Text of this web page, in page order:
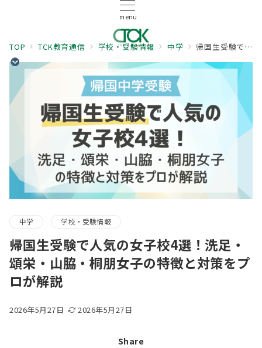
menu
TOP TCK教育通信 学校・受験情報 中学 帰国生受験で人気の女子校4選！洗足・頌栄・山脇・桐朋女子の特徴と対策をプロが解説
中学 学校・受験情報
帰国生受験で人気の女子校4選！洗足・
頌栄・山脇・桐朋女子の特徴と対策をプ
ロが解説
2026年5月27日 2026年5月27日
Share